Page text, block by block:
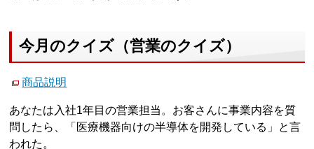
今月のクイズ（営業のクイズ）
商品説明
あなたは入社1年目の営業担当。お客さんに事業内容を質
問したら、「医療機器向けの半導体を開発している」と言
われた。